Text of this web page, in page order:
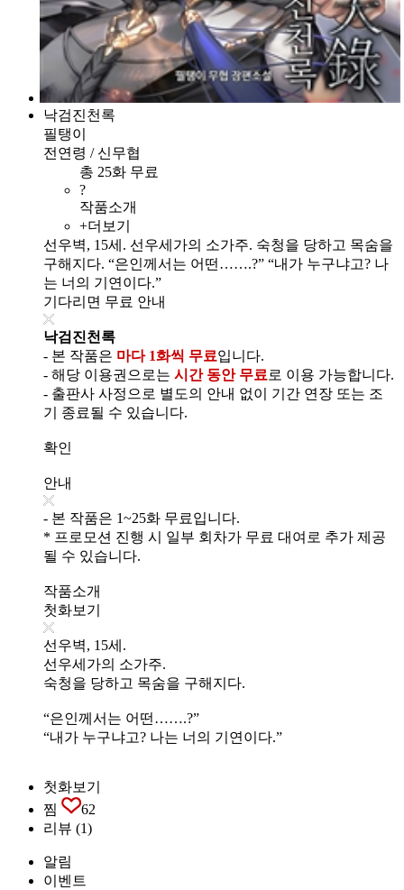
낙검진천록
필탱이
전연령 / 신무협
총 25화 무료
?
작품소개
+더보기
선우벽, 15세. 선우세가의 소가주. 숙청을 당하고 목숨을
구해지다. “은인께서는 어떤…….?” “내가 누구냐고? 나
는 너의 기연이다.”
기다리면 무료 안내
낙검진천록
- 본 작품은 마다 1화씩 무료입니다.
- 해당 이용권으로는 시간 동안 무료 로 이용 가능합니다.
- 출판사 사정으로 별도의 안내 없이 기간 연장 또는 조
기 종료될 수 있습니다.
확인
안내
- 본 작품은 1~25화 무료입니다.
* 프로모션 진행 시 일부 회차가 무료 대여로 추가 제공
될 수 있습니다.
작품소개
첫화보기
선우벽, 15세.
선우세가의 소가주.
숙청을 당하고 목숨을 구해지다.
“은인께서는 어떤…….?”
“내가 누구냐고? 나는 너의 기연이다.”
첫화보기
찜
62
리뷰 (1)
알림
이벤트